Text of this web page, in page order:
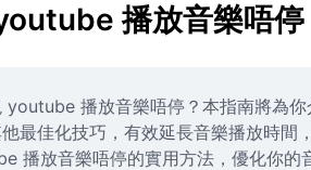
播放音樂唔停
youtube 播放音樂唔停？本指南將為
最佳化技巧，有效延長音樂播放時間
播放音樂唔停的實用方法，優化你的